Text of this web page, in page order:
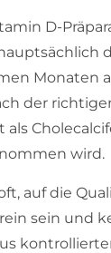
D-
Monaten
der
wird.
auf die
sein und